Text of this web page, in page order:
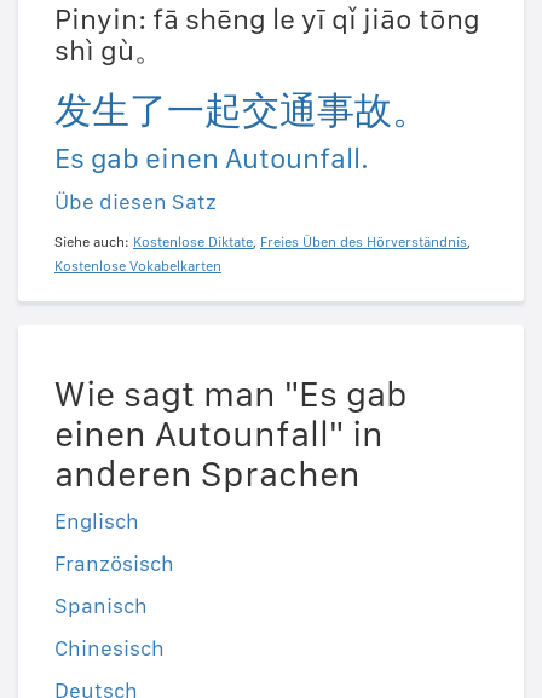
Pinyin: fā shēng le yī qǐ jiāo tōng
shì gù。
发生了一起交通事故。
Es gab einen Autounfall.
Übe diesen Satz
Siehe auch: Kostenlose Diktate, Freies Üben des Hörverständnis,
Kostenlose Vokabelkarten
Wie sagt man "Es gab
einen Autounfall" in
anderen Sprachen
Englisch
Französisch
Spanisch
Chinesisch
Deutsch